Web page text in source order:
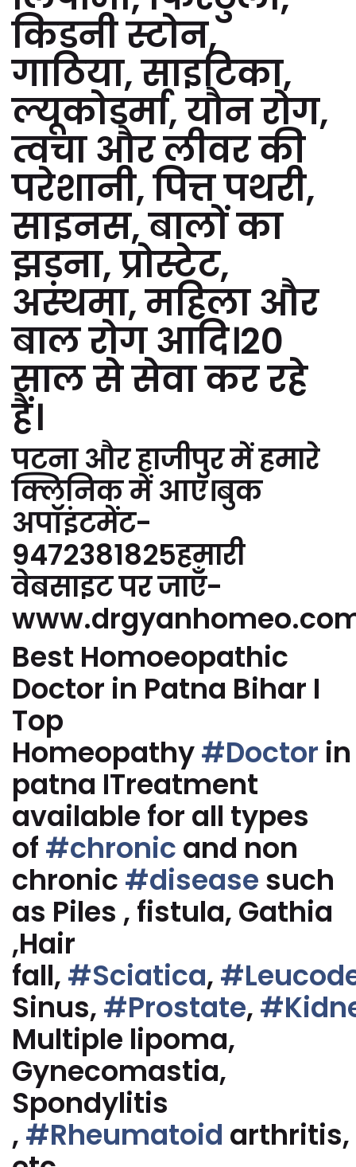
किडनी स्टोन,
गाठिया, साइटिका,
ल्यूकोडर्मा, यौन रोग,
त्वचा और लीवर की
परेशानी, पित्त पथरी,
साइनस, बालों का
झड़ना, प्रोस्टेट,
अस्थमा, महिला और
बाल रोग आदि।20
साल से सेवा कर रहे
हैं।
पटना और हाजीपुर में हमारे
क्लिनिक में आएं।बुक
अपॉइंटमेंट-
9472381825हमारी
वेबसाइट पर जाएँ-
Best Homoeopathic
Doctor in Patna Bihar I
Top
Homeopathy#Doctor in
patna ITreatment
available for all types
of #chronic and non
chronic #disease such
as Piles , fistula, Gathia
,Hair
fall, #Sciatica,
Sinus, #Prostate,
Multiple lipoma,
Gynecomastia,
Spondylitis
, #Rheumatoid arthritis,